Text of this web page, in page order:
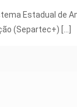
Estadual de
(Separtec+) […]